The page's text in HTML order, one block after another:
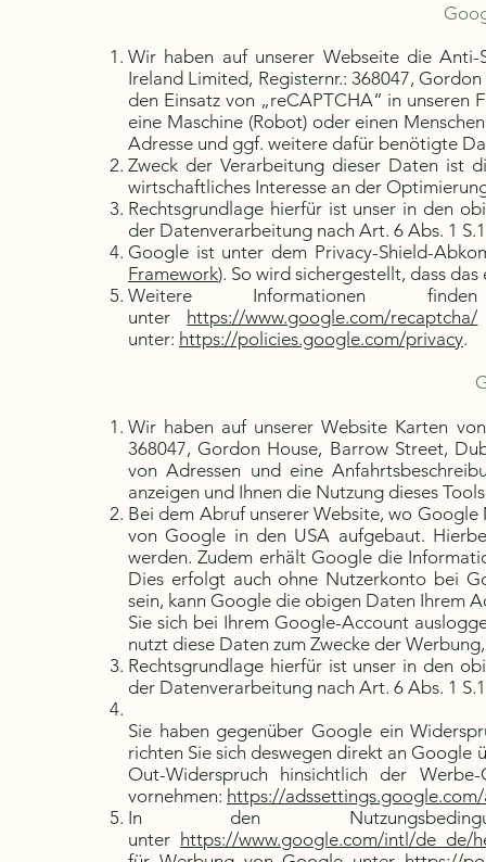
Wir haben auf unserer Webseite die Anti-
Ireland Limited, Registernr.: 368047,
den Einsatz von „reCAPTCHA“ in
eine Maschine (Robot) oder einen
Adresse und ggf. weitere dafür benötigte
Zweck der Verarbeitung dieser Daten ist
wirtschaftliches Interesse an der
Rechtsgrundlage hierfür ist unser in den
der Datenverarbeitung nach Art. 6 Abs. 1
Google ist unter dem Privacy-Shield-
Framework). So wird sichergestellt, dass
Weitere Informationen
unter https://www.google.com/recaptcha/
unter: https://policies.google.com/privacy.
Wir haben auf unserer Website Karten
368047, Gordon House, Barrow Street,
von Adressen und eine
anzeigen und Ihnen die Nutzung dieses
Bei dem Abruf unserer Website, wo
von Google in den USA aufgebaut.
werden. Zudem erhält Google die
Dies erfolgt auch ohne Nutzerkonto bei
sein, kann Google die obigen Daten Ihrem
Sie sich bei Ihrem Google-Account
nutzt diese Daten zum Zwecke der
Rechtsgrundlage hierfür ist unser in den
der Datenverarbeitung nach Art. 6 Abs. 1
Sie haben gegenüber Google ein
richten Sie sich deswegen direkt an
Out-Widerspruch hinsichtlich der
vornehmen: https://
In den
unter https://www.google.com/intl/de_de/